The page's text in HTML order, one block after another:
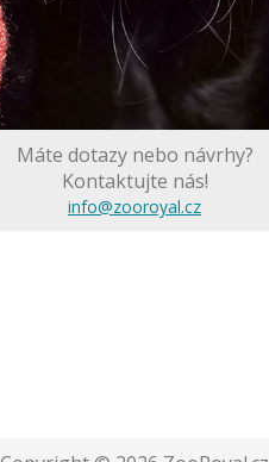
Máte dotazy nebo návrhy?
Kontaktujte nás!
info@zooroyal.cz